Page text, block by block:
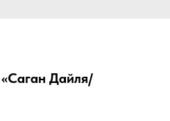
Дайля/